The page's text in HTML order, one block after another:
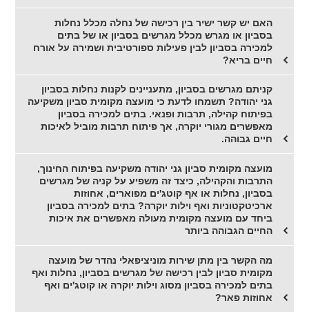
האם יש קשר ישיר בין רכישה של נחלה מכלל נחלות
בסביון או מגרש מכלל מגרשים בסביון או של בתים
למכירה בסביון לבין פעילות ספורטיבית ושמירה על אורח
חיים בריא?
קניתם מגרשים בסביון, מתעניינים לקנות נחלות בסביון
גני יהודה? תשמחו לדעת כי מועצה מקומית סביון משקיעה
בפיתוח קהילה, תרבות ופנאי. בתים למכירה בסביון
מאפשרים מגורי יוקרה, אך פיתוח תרבות מוביל לאיכות
חיים גבוהה.
מועצה מקומית סביון גני יהודה משקיעה בפיתוח החינוך,
התרבות והקהילה, כיצד זה משפיע על קניה של מגרשים
בסביון, נחלות או אף קוטג'ים מפוארים, אחוזות
ארכיטקטוניות ואף וילות יוקרה? בתים למכירה בסביון
ביחד עם מועצה מקומית מעולה מאפשרים את איכות
החיים הגבוהה ביותר
מה הקשר בין מתן שירות מוניציפאלי נהדר של מועצה
מקומית סביון לבין רכישה של מגרשים בסביון, נחלות ואף
בתים למכירה בסביון מסוג וילות יוקרה או קוטג'ים ואף
אחוזות פאר?